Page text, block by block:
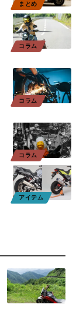
まとめ
コラム
コラム
コラム
アイテム